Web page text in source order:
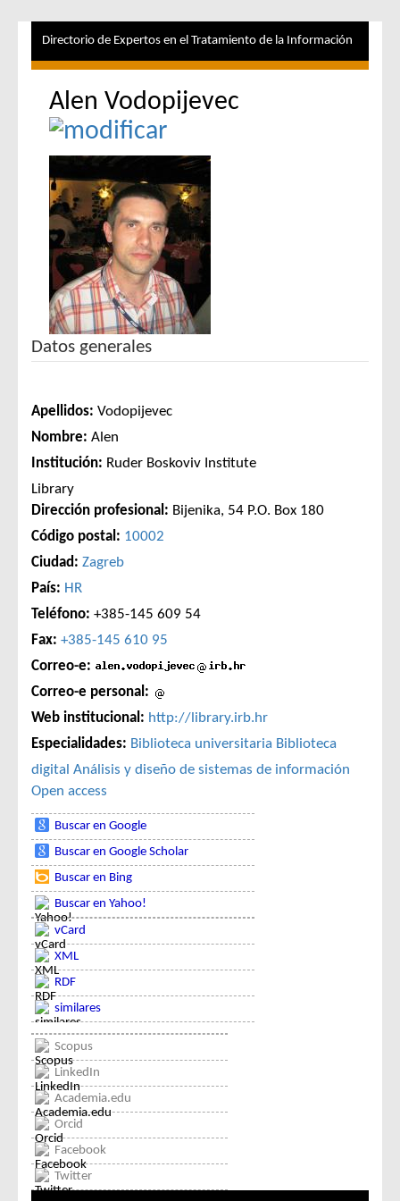
Directorio de Expertos en el Tratamiento de la Información
Alen Vodopijevec
Datos generales
Apellidos: Vodopijevec
Nombre: Alen
Institución: Ruder Boskoviv Institute
Library
Dirección profesional: Bijenika, 54 P.O. Box 180
Código postal: 10002
Ciudad: Zagreb
País: HR
Teléfono: +385-145 609 54
Fax: +385-145 610 95
Correo-e:
Correo-e personal:
Web institucional: http://library.irb.hr
Especialidades: Biblioteca universitaria Biblioteca
digital Análisis y diseño de sistemas de información
Open access
Buscar en Google
Buscar en Google Scholar
Buscar en Bing
Buscar en Yahoo!
vCard
XML
RDF
similares
Scopus
LinkedIn
Academia.edu
Orcid
Facebook
Twitter